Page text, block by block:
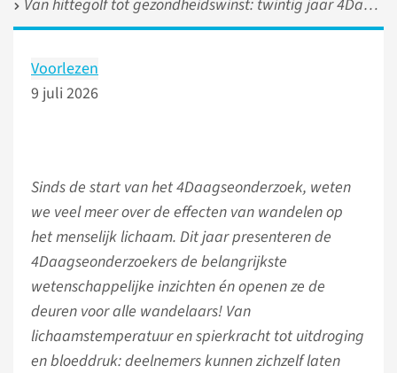
Van hittegolf tot gezondheidswinst: twintig jaar 4Daagseonderzoek in beeld
Voorlezen
9 juli 2026
Sinds de start van het 4Daagseonderzoek, weten
we veel meer over de effecten van wandelen op
het menselijk lichaam. Dit jaar presenteren de
4Daagseonderzoekers de belangrijkste
wetenschappelijke inzichten én openen ze de
deuren voor alle wandelaars! Van
lichaamstemperatuur en spierkracht tot uitdroging
en bloeddruk: deelnemers kunnen zichzelf laten